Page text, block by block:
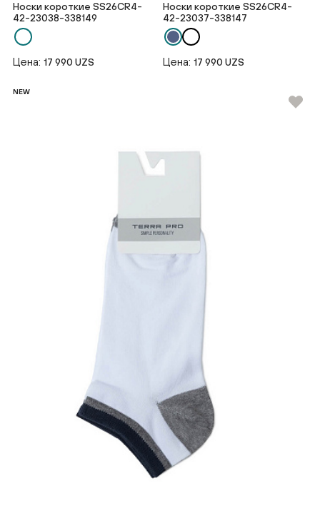
Носки короткие SS26CR4-
42-23038-338149
Цена: 17 990 UZS
Носки короткие SS26CR4-
42-23037-338147
Цена: 17 990 UZS
NEW